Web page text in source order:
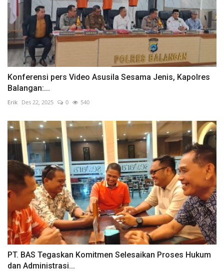
Konferensi pers Video Asusila Sesama Jenis, Kapolres
Balangan:...
Erik Des 22, 2025 0 540
PT. BAS Tegaskan Komitmen Selesaikan Proses Hukum
dan Administrasi...